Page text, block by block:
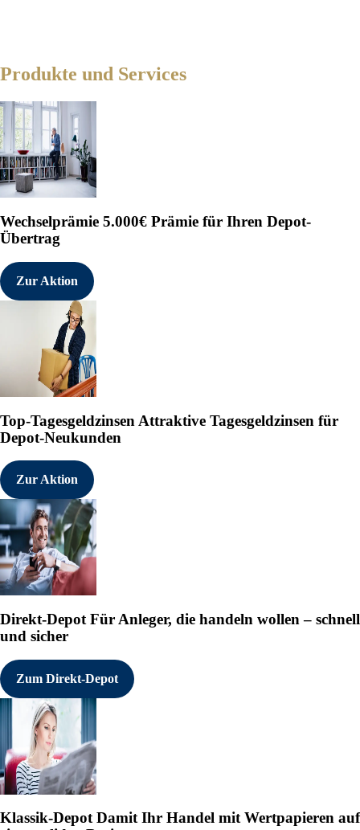
Produkte und Services
Wechselprämie 5.000€ Prämie für Ihren Depot-
Übertrag
Zur Aktion
Top-Tagesgeldzinsen Attraktive Tagesgeldzinsen für
Depot-Neukunden
Zur Aktion
Direkt-Depot Für Anleger, die handeln wollen – schnell
und sicher
Zum Direkt-Depot
Klassik-DepotDamit Ihr Handel mit Wertpapieren auf